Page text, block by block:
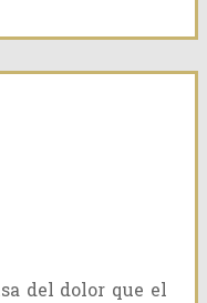
del dolor que el